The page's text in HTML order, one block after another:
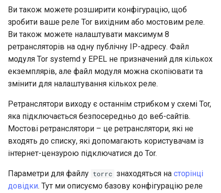
Ви також можете розширити конфігурацію, щоб
зробити ваше реле Tor вихідним або мостовим реле.
Ви також можете налаштувати максимум 8
ретрансляторів на одну публічну IP-адресу. Файл
модуля Tor systemd у EPEL не призначений для кількох
екземплярів, але файл модуля можна скопіювати та
змінити для налаштування кількох реле.
Ретранслятори виходу є останнім стрибком у схемі Tor,
яка підключається безпосередньо до веб-сайтів.
Мостові ретранслятори – це ретранслятори, які не
входять до списку, які допомагають користувачам із
інтернет-цензурою підключатися до Tor.
Параметри для файлу torrc знаходяться на сторінці
довідки. Тут ми описуємо базову конфігурацію реле